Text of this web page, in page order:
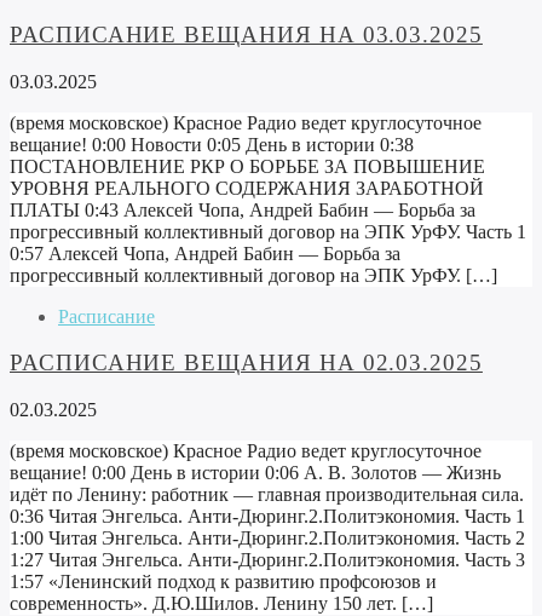
РАСПИСАНИЕ ВЕЩАНИЯ НА 03.03.2025
03.03.2025
(время московское) Красное Радио ведет круглосуточное
вещание! 0:00 Новости 0:05 День в истории 0:38
ПОСТАНОВЛЕНИЕ РКР О БОРЬБЕ ЗА ПОВЫШЕНИЕ
УРОВНЯ РЕАЛЬНОГО СОДЕРЖАНИЯ ЗАРАБОТНОЙ
ПЛАТЫ 0:43 Алексей Чопа, Андрей Бабин — Борьба за
прогрессивный коллективный договор на ЭПК УрФУ. Часть 1
0:57 Алексей Чопа, Андрей Бабин — Борьба за
прогрессивный коллективный договор на ЭПК УрФУ. […]
Расписание
РАСПИСАНИЕ ВЕЩАНИЯ НА 02.03.2025
02.03.2025
(время московское) Красное Радио ведет круглосуточное
вещание! 0:00 День в истории 0:06 А. В. Золотов — Жизнь
идёт по Ленину: работник — главная производительная сила.
0:36 Читая Энгельса. Анти-Дюринг.2.Политэкономия. Часть 1
1:00 Читая Энгельса. Анти-Дюринг.2.Политэкономия. Часть 2
1:27 Читая Энгельса. Анти-Дюринг.2.Политэкономия. Часть 3
1:57 «Ленинский подход к развитию профсоюзов и
современность». Д.Ю.Шилов. Ленину 150 лет. […]